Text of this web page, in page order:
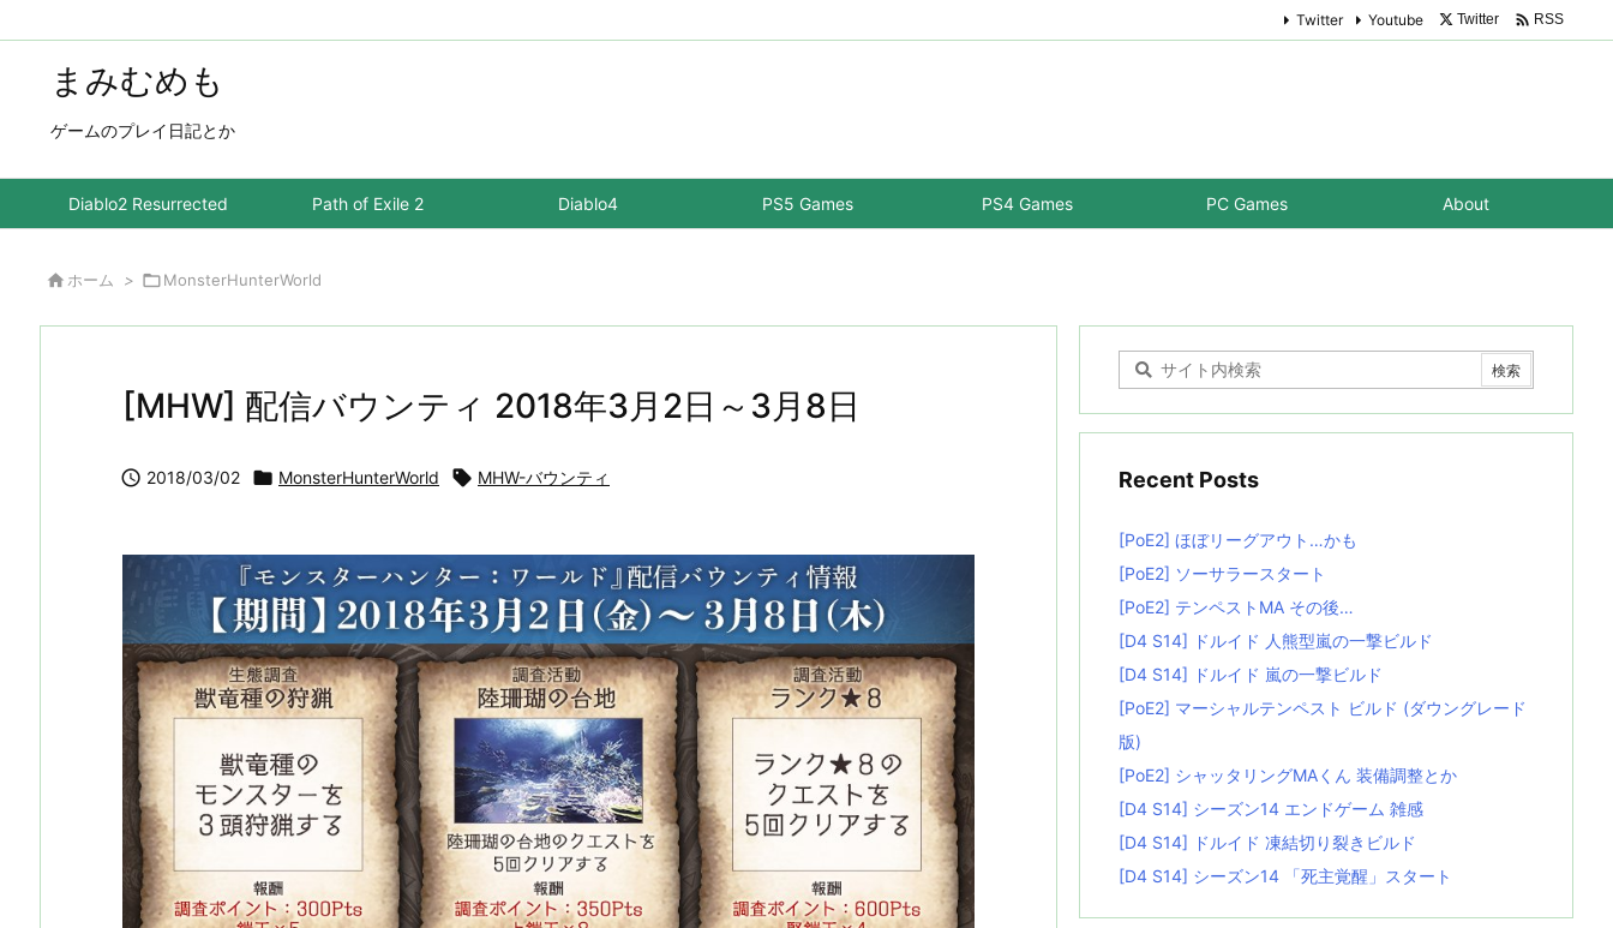
まみむめも
ゲームのプレイ日記とか
Diablo2 Resurrected Path of Exile 2 Diablo4 PS5 Games PS4 Games PC Games About
Twitter Youtube Twitter  RSS
 ホーム > MonsterHunterWorld
[MHW] 配信バウンティ 2018年3月2日～3月8日
 2018/03/02  MonsterHunterWorld  MHW-バウンティ Recent Posts
[PoE2] ほぼリーグアウト…かも
[PoE2] ソーサラースタート
[PoE2] テンペストMA その後…
[D4 S14] ドルイド 人熊型嵐の一撃ビルド
[D4 S14] ドルイド 嵐の一撃ビルド
[PoE2] マーシャルテンペスト ビルド (ダウングレード
版)
[PoE2] シャッタリングMAくん 装備調整とか
[D4 S14] シーズン14 エンドゲーム 雑感
[D4 S14] ドルイド 凍結切り裂きビルド
[D4 S14] シーズン14 「死主覚醒」スタート